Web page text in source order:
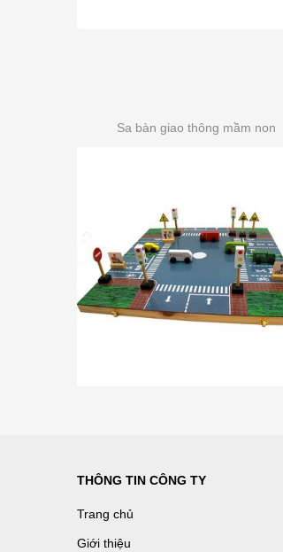
Sa bàn giao thông mầm non
THÔNG TIN CÔNG TY
Trang chủ
Giới thiệu